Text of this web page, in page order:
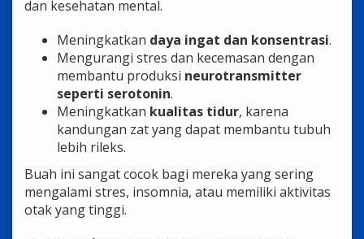
dan kesehatan mental.
Meningkatkan daya ingat dan konsentrasi.
Mengurangi stres dan kecemasan dengan
membantu produksi neurotransmitter
seperti serotonin.
Meningkatkan kualitas tidur, karena
kandungan zat yang dapat membantu tubuh
lebih rileks.
Buah ini sangat cocok bagi mereka yang sering
mengalami stres, insomnia, atau memiliki aktivitas
otak yang tinggi.